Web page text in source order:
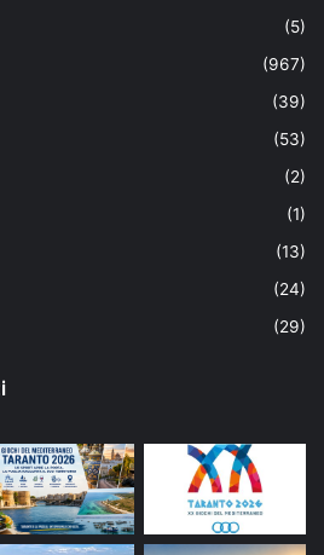
(5)
(967)
(39)
(53)
(2)
(1)
(13)
(24)
(29)